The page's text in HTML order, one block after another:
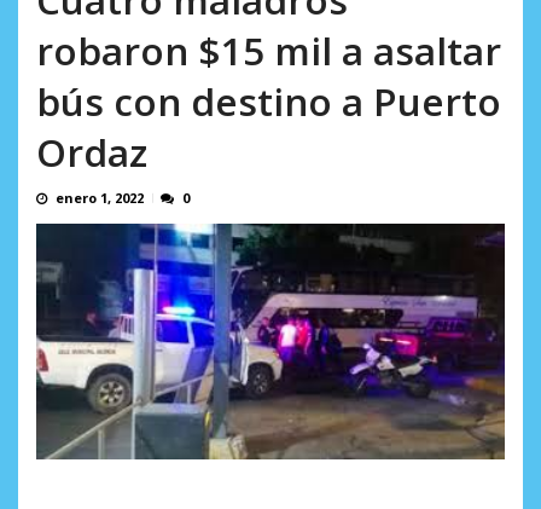
robaron $15 mil a asaltar
bús con destino a Puerto
Ordaz
enero 1, 2022 0